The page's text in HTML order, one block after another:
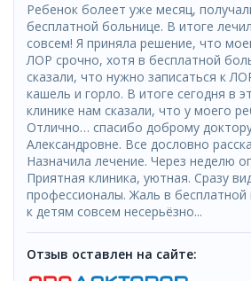
Ребенок болеет уже месяц,
бесплатной больнице. В итоге
совсем! Я приняла решение, что
ЛОР срочно, хотя в бесплатной
сказали, что нужно записаться к
кашель и горло. В итоге сегодня в
клинике нам сказали, что у моего
Отлично… спасибо доброму
Александровне. Все дословно
Назначила лечение. Через неделю
Приятная клиника, уютная. Сразу
профессионалы. Жаль в бесплатной
к детям совсем несерьёзно...
Отзыв оставлен на сайте: